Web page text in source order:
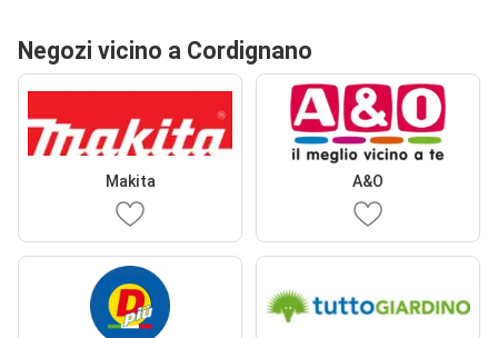
Negozi vicino a Cordignano
Makita A&O